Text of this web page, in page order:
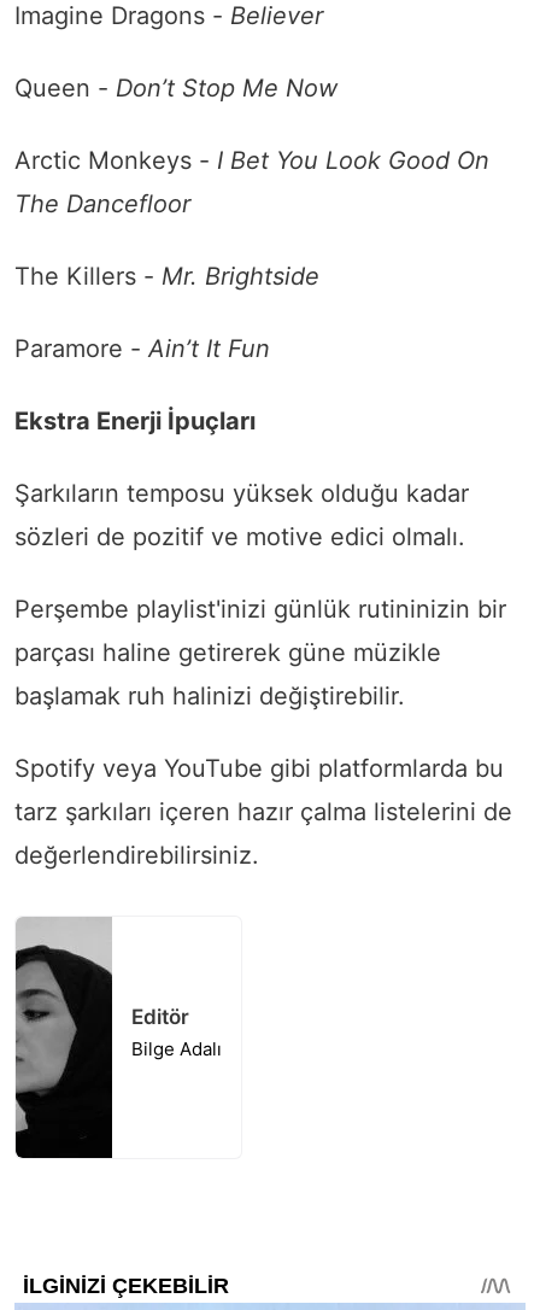
Imagine Dragons - Believer
Queen - Don’t Stop Me Now
Arctic Monkeys - I Bet You Look Good On
The Dancefloor
The Killers - Mr. Brightside
Paramore -Ain’t It Fun
Ekstra Enerji İpuçları
Şarkıların temposu yüksek olduğu kadar
sözleri de pozitif ve motive edici olmalı.
Perşembe playlist'inizi günlük rutininizin bir
parçası haline getirerek güne müzikle
başlamak ruh halinizi değiştirebilir.
Spotify veya YouTube gibi platformlarda bu
tarz şarkıları içeren hazır çalma listelerini de
değerlendirebilirsiniz.
Editör
Bilge Adalı